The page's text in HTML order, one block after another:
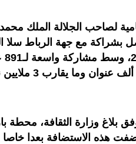
لصاحب الجلالة الملك محمد
بشراكة مع جهة الرباط سلا
يمثلون أكثر من 60 بلدا، وبرصيد وثائقي
بلاغ وزارة الثقافة، محطة
هذه الاستضافة بعدا